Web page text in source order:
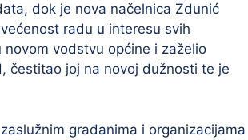
dok je nova načelnica Zdunić
radu u interesu svih
vodstvu općine i zaželio
čestitao joj na novoj dužnosti te je
građanima i organizacijama